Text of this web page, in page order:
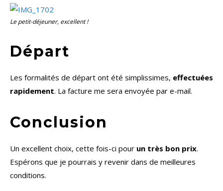
Le petit-déjeuner, excellent !
Départ
Les formalités de départ ont été simplissimes, effectuées
rapidement. La facture me sera envoyée par e-mail.
Conclusion
Un excellent choix, cette fois-ci pour un très bon prix.
Espérons que je pourrais y revenir dans de meilleures
conditions.